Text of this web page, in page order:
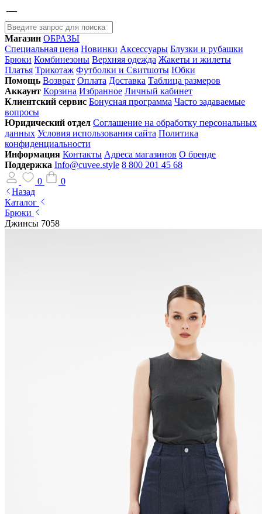
Магазин ОБРАЗЫ
Специальная цена Новинки Аксессуары Блузки и рубашки
Брюки Комбинезоны Верхняя одежда Жакеты и жилеты
Платья Трикотаж Футболки и Свитшоты Юбки
Помощь Возврат Оплата Доставка Таблица размеров
Аккаунт Корзина Избранное Личный кабинет
Клиентский сервис Бонусная программа Часто задаваемые
вопросы
Юридический отдел Соглашение на обработку персональных
данных Условия использования сайта Политика
конфиденциальности
Информация Контакты Адреса магазинов О бренде
Поддержка Info@cuvee.style 8 800 201 45 68
0
0
Назад
Каталог
Брюки
Джинсы 7058